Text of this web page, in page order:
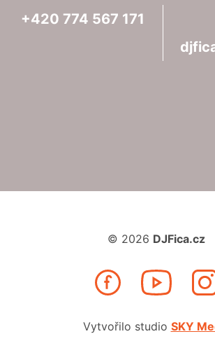
+420 774 567 171
© 2026 DJFica.cz
Vytvořilo studio SKY